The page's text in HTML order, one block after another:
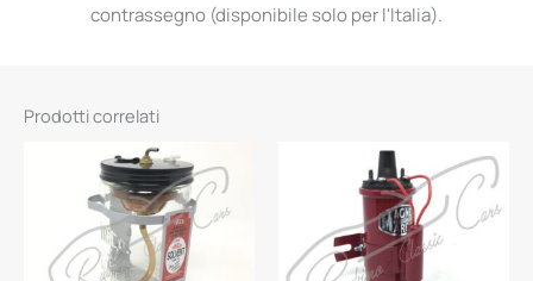
contrassegno (disponibile solo per l'Italia).
Prodotti correlati